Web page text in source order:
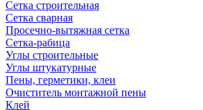
Сетка строительная
Сетка сварная
Просечно-вытяжная сетка
Сетка-рабица
Углы строительные
Углы штукатурные
Пены, герметики, клеи
Очиститель монтажной пены
Клей